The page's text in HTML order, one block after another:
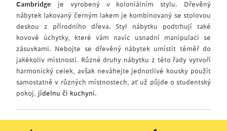
Cambridge je vyrobený v koloniálním stylu. Dřevěný
nábytek lakovaný černým lakem je kombinovaný se stolovou
deskou z přírodního dřeva. Styl nábytku podtrhují také
kovové úchytky, které vám navíc usnadní manipulaci se
zásuvkami. Nebojte se dřevěný nábytek umístit téměř do
jakékoliv místnosti. Různé druhy nábytku z této řady vytvoří
harmonický celek, avšak neváhejte jednotlivé kousky použít
samostatně v různých místnostech, ať už půjde o studentský
pokoj, jídelnu či kuchyni.